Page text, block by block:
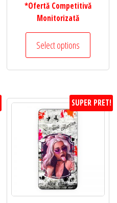
*Ofertă Competitivă
Monitorizată
Select options
SUPER PRET!